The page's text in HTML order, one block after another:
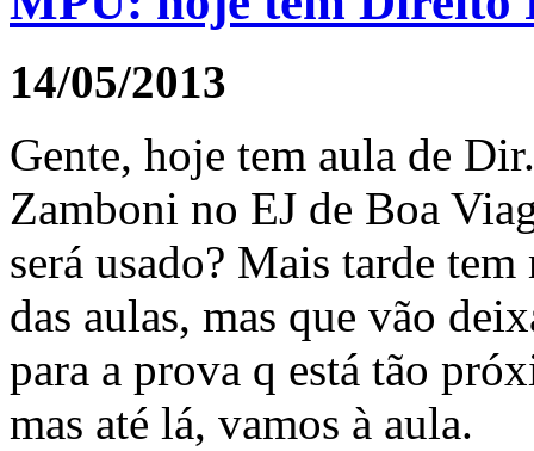
14/05/2013
Gente, hoje tem aula de
Zamboni no EJ de Boa
será usado? Mais tarde
das aulas, mas que vão
para a prova q está tão
mas até lá, vamos à aula.